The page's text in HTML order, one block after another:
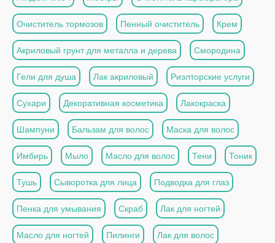
Очиститель тормозов Пенный очиститель Крем
Акриловый грунт для металла и дерева Смородина
Гели для душа Лак акриловый Риэлторские услуги
Сухари Декоративная косметика Лакокраска
Шампуни Бальзам для волос Маска для волос
Имбирь Мыло Масло для волос Тени Тоник
Тушь Сыворотка для лица Подводка для глаз
Пенка для умывания Скраб Лак для ногтей
Масло для ногтей Пилинги Лак для волос